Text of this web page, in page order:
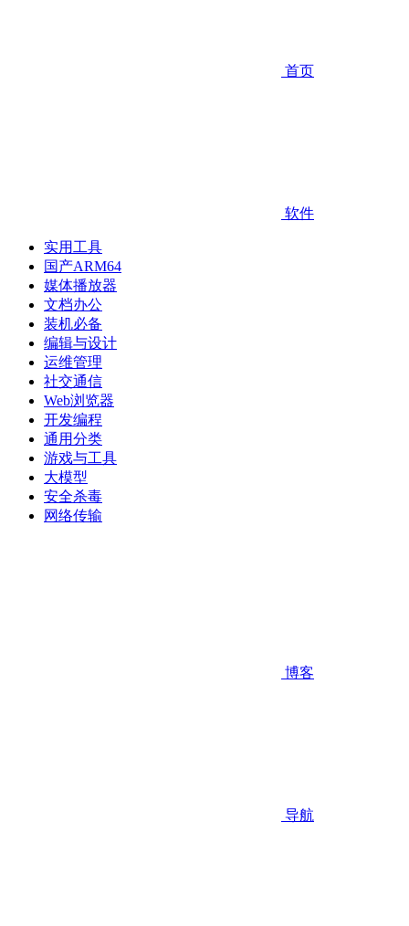
首页
软件
实用工具
国产ARM64
媒体播放器
文档办公
装机必备
编辑与设计
运维管理
社交通信
Web浏览器
开发编程
通用分类
游戏与工具
大模型
安全杀毒
网络传输
博客
导航